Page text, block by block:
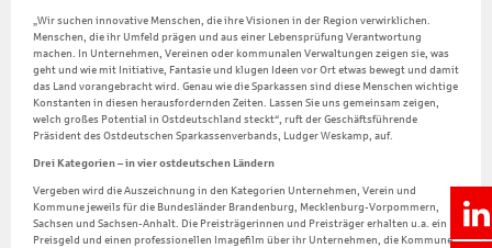
„Wir suchen innovative Menschen, die ihre Visionen in der Region verwirklichen.
Menschen, die ihr Umfeld prägen und aus einer Lebensprüfung Verantwortung
machen. In Unternehmen, Vereinen oder kommunalen Verwaltungen zeigen sie, was
geht und wie mit Initiative, Fantasie und klugen Ideen vor Ort etwas bewegt und damit
das Land vorangebracht wird. Genau wie die Sparkassen sind diese Menschen wichtige
Konstanten in diesen herausfordernden Zeiten. Lassen Sie uns gemeinsam zeigen,
welch großes Potential in Ostdeutschland steckt“, ruft der Geschäftsführende
Präsident des Ostdeutschen Sparkassenverbands, Ludger Weskamp, auf.
Drei Kategorien – in vier ostdeutschen Ländern
Vergeben wird die Auszeichnung in den Kategorien Unternehmen, Verein und
Kommune jeweils für die Bundesländer Brandenburg, Mecklenburg-Vorpommern,
Sachsen und Sachsen-Anhalt. Die Preisträgerinnen und Preisträger erhalten u.a. ein
Preisgeld und einen professionellen Imagefilm über ihr Unternehmen, die Kommune